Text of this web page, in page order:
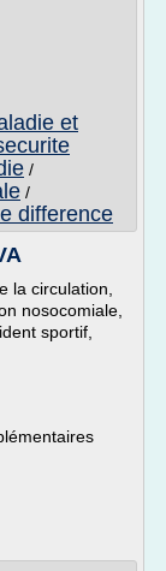
et
/
/
difference
la circulation,
nosocomiale,
sportif,